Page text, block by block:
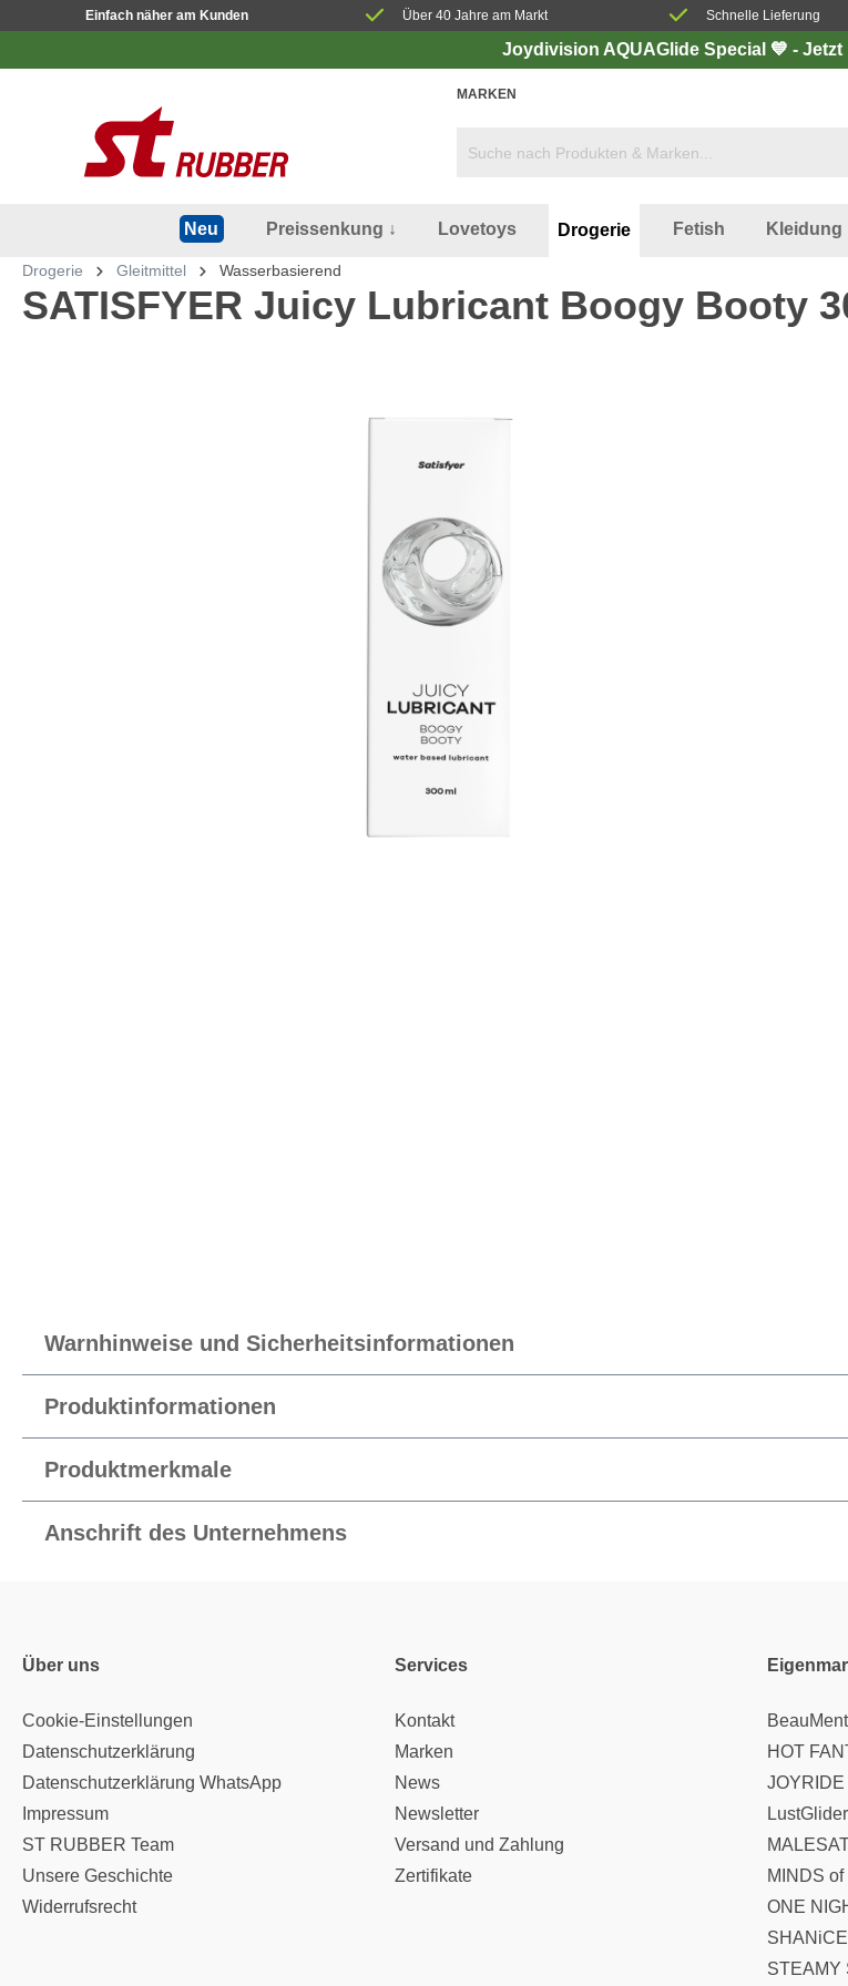
Einfach näher am Kunden Über 40 Jahre am Markt Schnelle Lieferung
Joydivision AQUAGlide Special 💙 - Jetzt
MARKEN
Neu Preissenkung ↓ Lovetoys Drogerie Fetish Kleidung
Drogerie Gleitmittel Wasserbasierend
SATISFYER Juicy Lubricant Boogy Booty
Warnhinweise und Sicherheitsinformationen
Produktinformationen
Produktmerkmale
Anschrift des Unternehmens
Über uns
Cookie-Einstellungen
Datenschutzerklärung
Datenschutzerklärung WhatsApp
Impressum
ST RUBBER Team
Unsere Geschichte
Widerrufsrecht
Services
Kontakt
Marken
News
Newsletter
Versand und Zahlung
Zertifikate
HOT
JOYRIDE
LustGlider
MINDS of
ONE
SHANiCE
STEAMY